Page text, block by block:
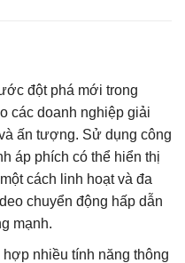
đột phá mới trong
các doanh nghiệp giải
ấn tượng. Sử dụng công
áp phích có thể hiển thị
cách linh hoạt và đa
chuyển động hấp dẫn
mạnh.
nhiều tính năng thông